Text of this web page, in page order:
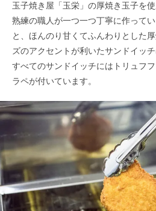
玉子焼き屋「玉栄」の厚焼き玉子を
熟練の職人が一つ一つ丁寧に作って
と、ほんのり甘くてふんわりとした
ズのアクセントが利いたサンドイッ
すべてのサンドイッチにはトリュフ
ラペが付いています。